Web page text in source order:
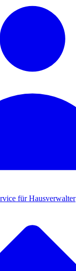
für Hausverwalter